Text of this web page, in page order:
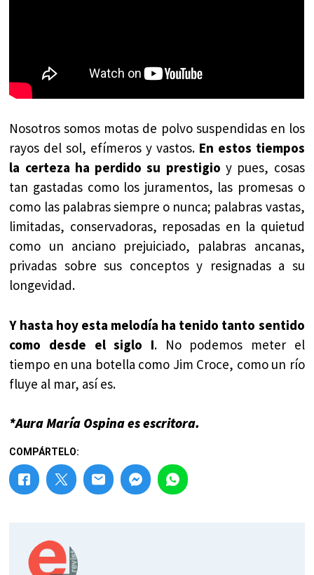
Nosotros somos motas de polvo suspendidas en los
rayos del sol, efímeros y vastos. En estos tiempos
la certeza ha perdido su prestigio y pues, cosas
tan gastadas como los juramentos, las promesas o
como las palabras siempre o nunca; palabras vastas,
limitadas, conservadoras, reposadas en la quietud
como un anciano prejuiciado, palabras ancanas,
privadas sobre sus conceptos y resignadas a su
longevidad.
Y hasta hoy esta melodía ha tenido tanto sentido
como desde el siglo I. No podemos meter el
tiempo en una botella como Jim Croce, como un río
fluye al mar, así es.
*Aura María Ospina es escritora.
COMPÁRTELO: